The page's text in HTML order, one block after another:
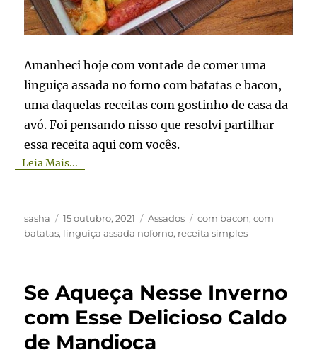
Amanheci hoje com vontade de comer uma
linguiça assada no forno com batatas e bacon,
uma daquelas receitas com gostinho de casa da
avó. Foi pensando nisso que resolvi partilhar
essa receita aqui com vocês.
Leia Mais...
Autor
sasha
Publicado
em
15 outubro, 2021 Categorias
Assados Tags
com bacon,com
batatas, linguiça assada noforno, receita simples
Se Aqueça Nesse Inverno
com Esse Delicioso Caldo
de Mandioca